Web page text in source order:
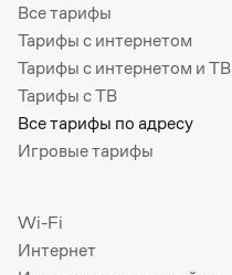
Все тарифы
Тарифы с интернетом
Тарифы с интернетом и ТВ
Тарифы с ТВ
Все тарифы по адресу
Игровые тарифы
Wi-Fi
Интернет